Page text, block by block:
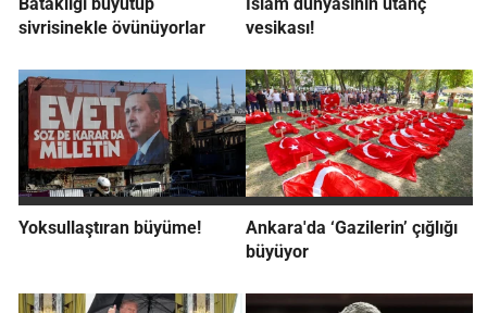
sivrisinekle övünüyorlar
vesikası!
Yoksullaştıran büyüme!
Ankara'da ‘Gazilerin’ çığlığı
büyüyor